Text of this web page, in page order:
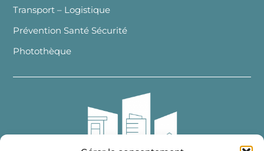
Transport – Logistique
Prévention Santé Sécurité
Photothèque